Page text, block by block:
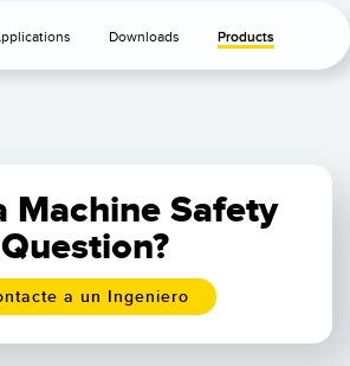
Downloads Products
Machine Safety
Question?
a un Ingeniero